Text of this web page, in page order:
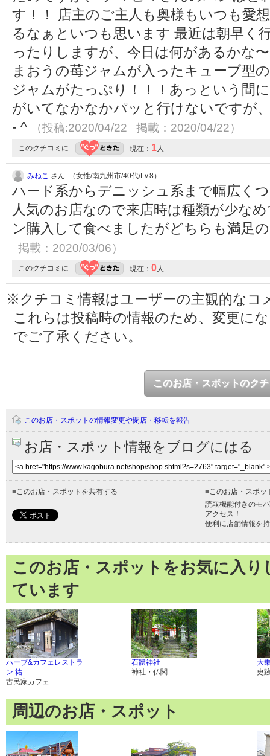
す！！ 店主のご主人も奥様もいつも愛
るなぁといつも思います 最近は朝早く
ったりしますが、今日は何があるかな
まおうの苺ジャムが入ったキューブ型
ジャムがたっぷり！！！あっという間
がいてなかなかパッと行けないですが
- ^
（投稿:2020/04/22 掲載：2020/04/22）
このクチコミに 現在： 1人
みねこ さん （女性/南九州市/40代/Lv.8）
ハード系からデニッシュ系まで幅広く
人気のお店なので来店時は種類が少な
ン購入して食べましたがどちらも満足
掲載：2020/03/06）
このクチコミに 現在： 0人
※クチコミ情報はユーザーの主観的なコ
これらは投稿時の情報のため、変更に
でご了承ください。
このお店・スポットのク
このお店・スポットの情報変更や閉店・移転を報告
お店・スポット情報をブログにはる
■このお店・スポットを共有する ■このお店・スポッ
読取機能付きのモ
アクセス！
便利に店舗情報を
このお店・スポットをお気に入
ています
ハーブ&カフェレストラ
ン 祐
古民家カフェ
石體神社
神社・仏閣
大
史
周辺のお店・スポット